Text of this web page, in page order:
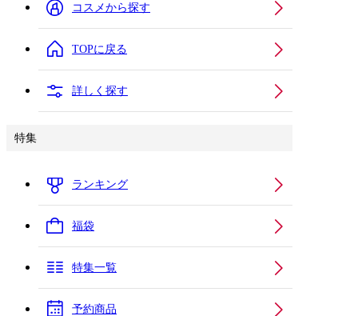
コスメから探す
TOPに戻る
詳しく探す
特集
ランキング
福袋
特集一覧
予約商品